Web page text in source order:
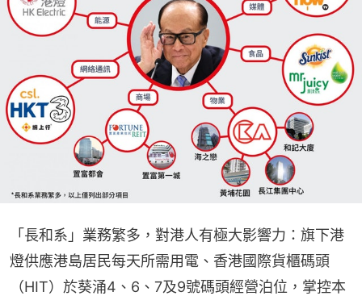
「長和系」業務繁多，對港人有極大影響力：旗下港
燈供應港島居民每天所需用電、香港國際貨櫃碼頭
（HIT）於葵涌4、6、7及9號碼頭經營泊位，掌控本